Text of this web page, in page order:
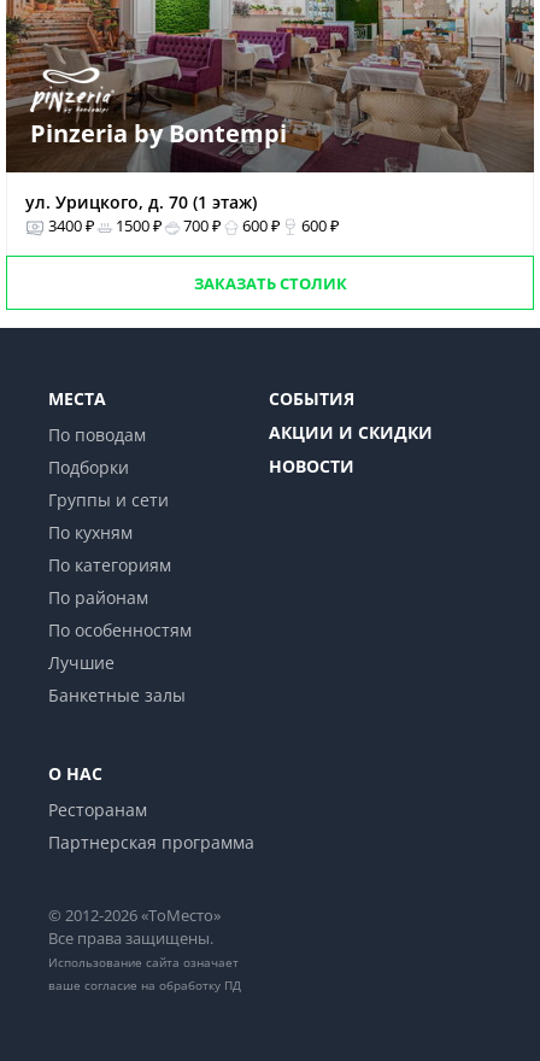
Pinzeria by Bontempi
ул. Урицкого, д. 70 (1 этаж)
3400 ₽ 1500 ₽ 700 ₽ 600 ₽ 600 ₽
ЗАКАЗАТЬ СТОЛИК
МЕСТА
По поводам
Подборки
Группы и сети
По кухням
По категориям
По районам
По особенностям
Лучшие
Банкетные залы
СОБЫТИЯ
АКЦИИ И СКИДКИ
НОВОСТИ
О НАС
Ресторанам
Партнерская программа
© 2012-2026 «ТоМесто»
Все права защищены.
Использование сайта означает
ваше согласие на обработку ПД